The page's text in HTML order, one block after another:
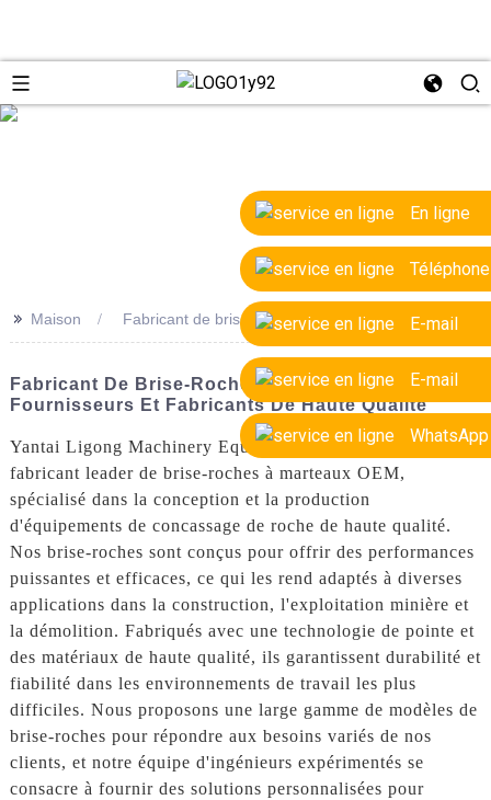
En ligne
Téléphone
E-mail
E-mail
WhatsApp
>> Maison Fabricant de brise-roches à marteau OEM
Fabricant De Brise-Roches À Marteau OEM |
Fournisseurs Et Fabricants De Haute Qualité
Yantai Ligong Machinery Equipment Co., Ltd. est un
fabricant leader de brise-roches à marteaux OEM,
spécialisé dans la conception et la production
d'équipements de concassage de roche de haute qualité.
Nos brise-roches sont conçus pour offrir des performances
puissantes et efficaces, ce qui les rend adaptés à diverses
applications dans la construction, l'exploitation minière et
la démolition. Fabriqués avec une technologie de pointe et
des matériaux de haute qualité, ils garantissent durabilité et
fiabilité dans les environnements de travail les plus
difficiles. Nous proposons une large gamme de modèles de
brise-roches pour répondre aux besoins variés de nos
clients, et notre équipe d'ingénieurs expérimentés se
consacre à fournir des solutions personnalisées pour